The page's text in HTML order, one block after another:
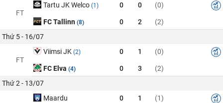
FT
Tartu JK Welco (1) 0 0 (0)
FC Tallinn (8) 0 2
(2)
Thứ 5 - 16/07
FT
Viimsi JK (2) 0 1 (0)
FC Elva (4) 0 3
(2)
Thứ 2 - 13/07
Maardu
0 1 (1)